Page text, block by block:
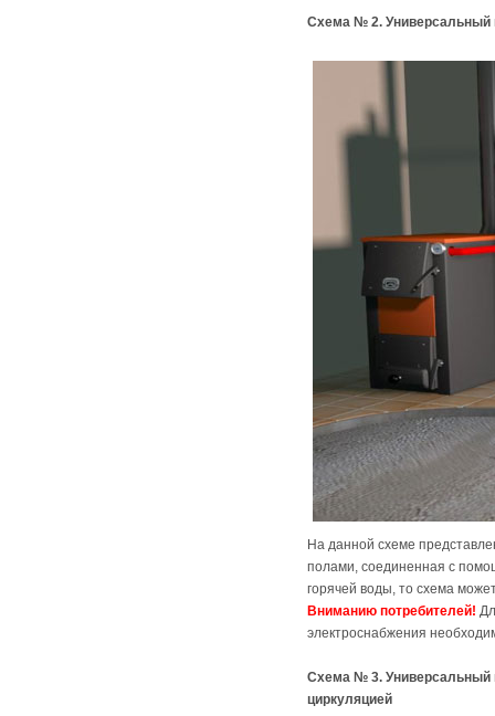
Схема № 2. Универсальный
На данной схеме
полами, соединенная с
горячей воды, то схема
Вниманию потребителей!
электроснабжения
Схема № 3. Универсальный
циркуляцией